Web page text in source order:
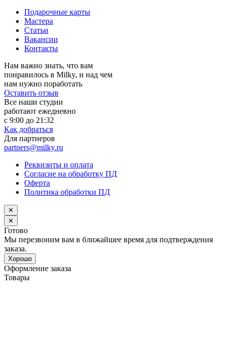
Подарочные карты
Мастера
Статьи
Вакансии
Контакты
Нам важно знать, что вам
понравилось в Milky, и над чем
нам нужно поработать
Оставить отзыв
Все наши студии
работают ежедневно
с 9:00 до 21:32
Как добраться
Для партнеров
partners@milky.ru
Реквизиты и оплата
Согласие на обработку ПД
Оферта
Политика обработки ПД
✕
✕
Готово
Мы перезвоним вам в ближайшее время для подтверждения
заказа.
Хорошо
Оформление заказа
Товары